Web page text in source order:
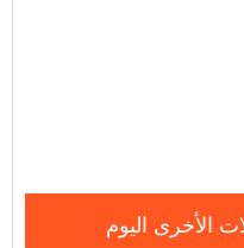
الأخرى اليوم